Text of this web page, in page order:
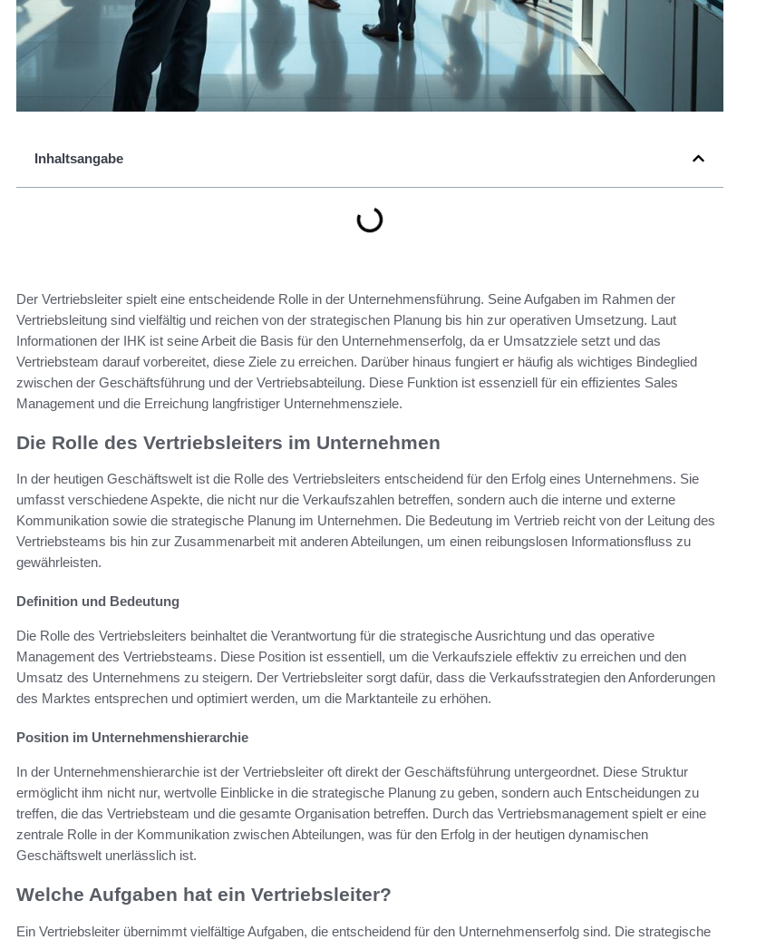
Inhaltsangabe
Der Vertriebsleiter spielt eine entscheidende Rolle in der Unternehmensführung. Seine Aufgaben im Rahmen der
Vertriebsleitung sind vielfältig und reichen von der strategischen Planung bis hin zur operativen Umsetzung. Laut
Informationen der IHK ist seine Arbeit die Basis für den Unternehmenserfolg, da er Umsatzziele setzt und das
Vertriebsteam darauf vorbereitet, diese Ziele zu erreichen. Darüber hinaus fungiert er häufig als wichtiges Bindeglied
zwischen der Geschäftsführung und der Vertriebsabteilung. Diese Funktion ist essenziell für ein effizientes Sales
Management und die Erreichung langfristiger Unternehmensziele.
Die Rolle des Vertriebsleiters im Unternehmen
In der heutigen Geschäftswelt ist die Rolle des Vertriebsleiters entscheidend für den Erfolg eines Unternehmens. Sie
umfasst verschiedene Aspekte, die nicht nur die Verkaufszahlen betreffen, sondern auch die interne und externe
Kommunikation sowie die strategische Planung im Unternehmen. Die Bedeutung im Vertrieb reicht von der Leitung des
Vertriebsteams bis hin zur Zusammenarbeit mit anderen Abteilungen, um einen reibungslosen Informationsfluss zu
gewährleisten.
Definition und Bedeutung
Die Rolle des Vertriebsleiters beinhaltet die Verantwortung für die strategische Ausrichtung und das operative
Management des Vertriebsteams. Diese Position ist essentiell, um die Verkaufsziele effektiv zu erreichen und den
Umsatz des Unternehmens zu steigern. Der Vertriebsleiter sorgt dafür, dass die Verkaufsstrategien den Anforderungen
des Marktes entsprechen und optimiert werden, um die Marktanteile zu erhöhen.
Position im Unternehmenshierarchie
In der Unternehmenshierarchie ist der Vertriebsleiter oft direkt der Geschäftsführung untergeordnet. Diese Struktur
ermöglicht ihm nicht nur, wertvolle Einblicke in die strategische Planung zu geben, sondern auch Entscheidungen zu
treffen, die das Vertriebsteam und die gesamte Organisation betreffen. Durch das Vertriebsmanagement spielt er eine
zentrale Rolle in der Kommunikation zwischen Abteilungen, was für den Erfolg in der heutigen dynamischen
Geschäftswelt unerlässlich ist.
Welche Aufgaben hat ein Vertriebsleiter?
Ein Vertriebsleiter übernimmt vielfältige Aufgaben, die entscheidend für den Unternehmenserfolg sind. Die strategische